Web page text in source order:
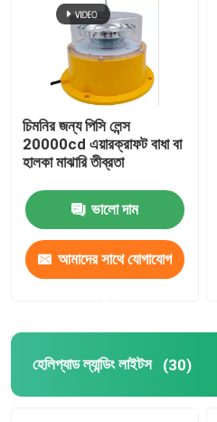
চিমনির জন্য পিসি লেন্স
20000cd এয়ারক্রাফট বাধা বা
হালকা মাঝারি তীব্রতা
ভালো দাম
আমাদের সাথে যোগাযোগ
হেলিপ্যাড ল্যান্ডিং লাইটস (30)